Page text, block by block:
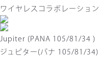
ワイヤレスコラボレーション
Jupiter (PANA 105/81/34 )
ジュピター(パナ 105/81/34)